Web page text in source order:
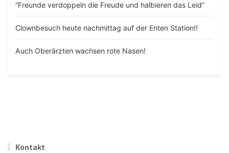
“Freunde verdoppeln die Freude und halbieren das Leid”
Clownbesuch heute nachmittag auf der Enten Station!!
Auch Oberärzten wachsen rote Nasen!
Kontakt